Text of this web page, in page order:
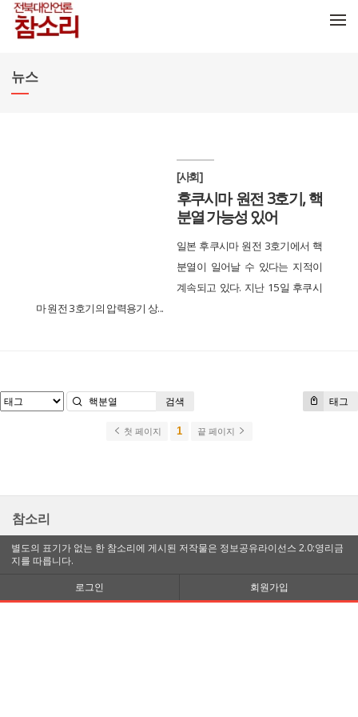
뉴스
[사회]
후쿠시마 원전 3호기, 핵
분열 가능성 있어
일본 후쿠시마 원전 3호기에서 핵
분열이 일어날 수 있다는 지적이
계속되고 있다. 지난 15일 후쿠시
마 원전 3호기의 압력용기 상...
태그
검색
첫 페이지 1 끝 페이지
참소리
별도의 표기가 없는 한 참소리에 게시된 저작물은 정보공유라이선스 2.0:영리금
지를 따릅니다.
로그인
회원가입